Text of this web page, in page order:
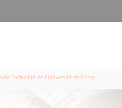
l'actualité de l'Université de Corse